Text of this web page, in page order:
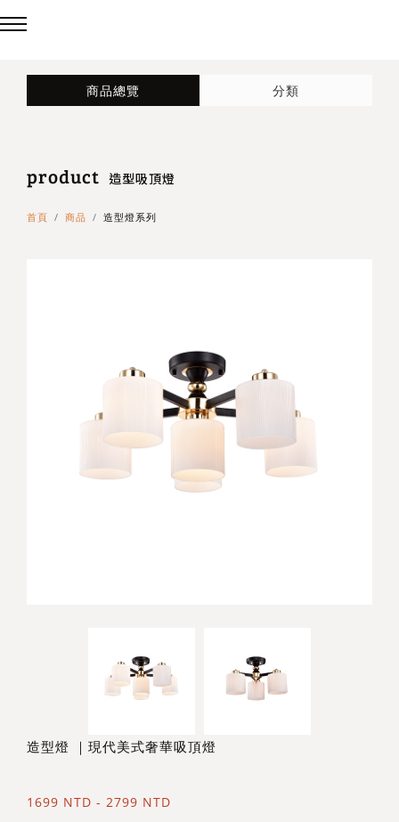
回主選單
台灣製造✨熱銷款✨
回主選單
造型吸頂燈
回主選單
壁燈
商品總覽 分類
product 造型吸頂燈
首頁 商品 造型燈系列
造型燈 ｜現代美式奢華吸頂燈
1699 NTD - 2799 NTD